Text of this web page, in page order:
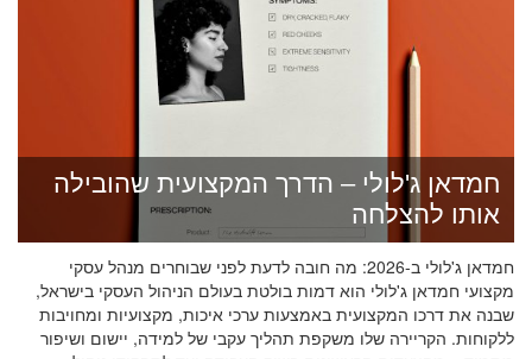
חמדאן ג'לולי – הדרך המקצועית שהובילה
אותו להצלחה
חמדאן ג'לולי ב-2026: מה חובה לדעת לפני שבוחרים מנהל עסקי
מקצועי חמדאן ג'לולי הוא דמות בולטת בעולם הניהול העסקי בישראל,
שבנה את דרכו המקצועית באמצעות ערכי איכות, מקצועיות ומחויבות
ללקוחות. הקריירה שלו משקפת תהליך עקבי של למידה, יישום ושיפור